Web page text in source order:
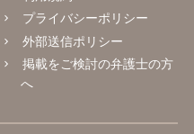
プライバシーポリシー
外部送信ポリシー
掲載をご検討の弁護士の方
へ